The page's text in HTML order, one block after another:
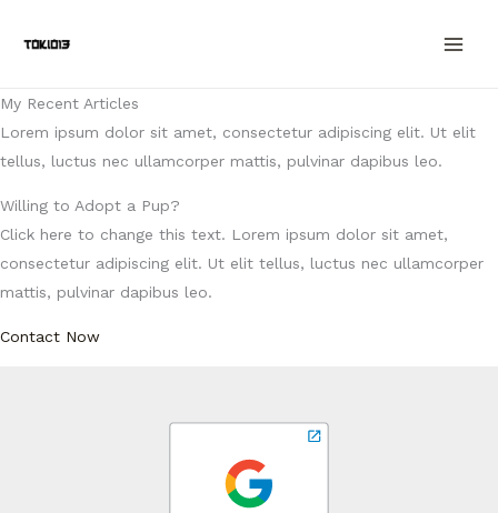
My Recent Articles
Lorem ipsum dolor sit amet, consectetur adipiscing elit. Ut elit
tellus, luctus nec ullamcorper mattis, pulvinar dapibus leo.
Willing to Adopt a Pup?
Click here to change this text. Lorem ipsum dolor sit amet,
consectetur adipiscing elit. Ut elit tellus, luctus nec ullamcorper
mattis, pulvinar dapibus leo.
Contact Now